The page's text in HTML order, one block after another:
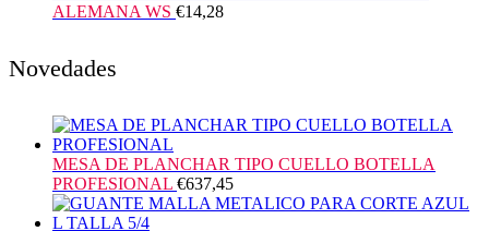
ALEMANA WS €14,28
Novedades
MESA DE PLANCHAR TIPO CUELLO BOTELLA
PROFESIONAL €637,45